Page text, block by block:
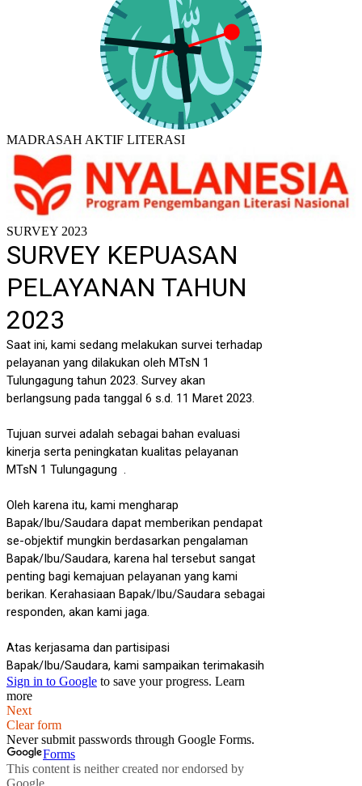
MADRASAH AKTIF LITERASI
SURVEY 2023